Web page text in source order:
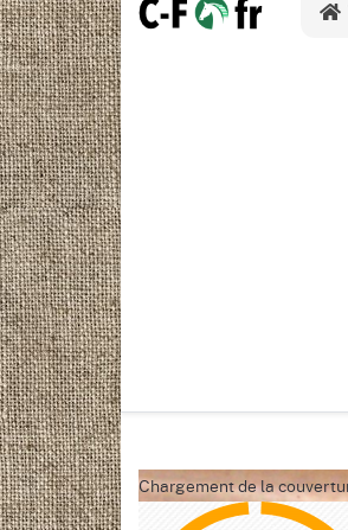
Chargement de la